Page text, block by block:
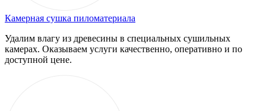
Камерная сушка пиломатериала
Удалим влагу из древесины в специальных сушильных
камерах. Оказываем услуги качественно, оперативно и по
доступной цене.